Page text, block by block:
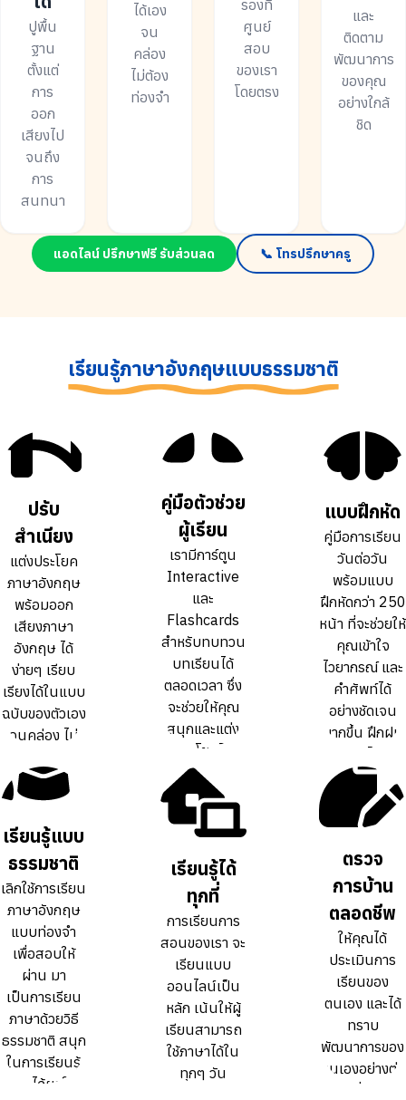
ปูพื้น
ฐาน
ตั้งแต่
การ
ออก
เสียงไป
จนถึง
การ
สนทนา
ได้เอง
จน
คล่อง
ไม่ต้อง
ท่องจำ
รองที่
ศูนย์
สอบ
ของเรา
โดยตรง
และ
ติดตาม
พัฒนาการ
ของคุณ
อย่างใกล้
ชิด
แอดไลน์ ปรึกษาฟรี รับส่วนลด 📞 โทรปรึกษาครู
เรียนรู้ภาษาอังกฤษแบบธรรมชาติ
ปรับ
สำเนียง
แต่งประโยค
ภาษาอังกฤษ
พร้อมออก
เสียงภาษา
อังกฤษ ได้
ง่ายๆ เรียบ
เรียงได้ในแบบ
ฉบับของตัวเอง
จนคล่อง ไม่
เนียงเป๊ะ
ปรับ
สำเนียง
แต่งประโยค
ภาษาอังกฤษ
พร้อมออก
เสียงภาษา
อังกฤษ ได้
ง่ายๆ เรียบ
เรียงได้ในแบบ
ฉบับของตัวเอง
จนคล่อง ไม่
เนียงเป๊ะ
คู่มือตัวช่วย
ผู้เรียน
เรามีการ์ตูน
Interactive
และ
Flashcards
สำหรับทบทวน
บทเรียนได้
ตลอดเวลา ซึ่ง
จะช่วยให้คุณ
สนุกและแต่ง
ประโยคได้
คล่องขึ้นกว่า
การเรียน
ธรรมดา 10
เท่า
คู่มือตัวช่วย
ผู้เรียน
เรามีการ์ตูน
Interactive
และ
Flashcards
สำหรับทบทวน
บทเรียนได้
ตลอดเวลา ซึ่ง
จะช่วยให้คุณ
สนุกและแต่ง
ประโยคได้
คล่องขึ้นกว่า
การเรียน
ธรรมดา 10
เท่า
แบบฝึกหัด
คู่มือการเรียน
วันต่อวัน
พร้อมแบบ
ฝึกหัดกว่า 250
หน้า ที่จะช่วยให้
คุณเข้าใจ
ไวยากรณ์ และ
คำศัพท์ได้
อย่างชัดเจน
มากขึ้น ฝึกฝน
ที่
แบบฝึกหัด
คู่มือการเรียน
วันต่อวัน
พร้อมแบบ
ฝึกหัดกว่า 250
หน้า ที่จะช่วยให้
คุณเข้าใจ
ไวยากรณ์ และ
คำศัพท์ได้
อย่างชัดเจน
มากขึ้น ฝึกฝน
ที่
เรียนรู้แบบ
ธรรมชาติ
เลิกใช้การเรียน
ภาษาอังกฤษ
แบบท่องจำ
เพื่อสอบให้
ผ่าน มา
เป็นการเรียน
ภาษาด้วยวิธี
ธรรมชาติ สนุก
ในการเรียนรู้
และได้ผลใน
เรียนรู้แบบ
ธรรมชาติ
เลิกใช้การเรียน
ภาษาอังกฤษ
แบบท่องจำ
เพื่อสอบให้
ผ่าน มา
เป็นการเรียน
ภาษาด้วยวิธี
ธรรมชาติ สนุก
ในการเรียนรู้
และได้ผลใน
เรียนรู้ได้
ทุกที่
การเรียนการ
สอนของเรา จะ
เรียนแบบ
ออนไลน์เป็น
หลัก เน้นให้ผู้
เรียนสามารถ
ใช้ภาษาได้ใน
ทุกๆ วัน
เรียนรู้ได้
ทุกที่
การเรียนการ
สอนของเรา จะ
เรียนแบบ
ออนไลน์เป็น
หลัก เน้นให้ผู้
เรียนสามารถ
ใช้ภาษาได้ใน
ทุกๆ วัน
ตรวจ
การบ้าน
ตลอดชีพ
ให้คุณได้
ประเมินการ
เรียนของ
ตนเอง และได้
ทราบ
พัฒนาการของ
ตนเองอย่างต่อ
เนื่อง
ตรวจ
การบ้าน
ตลอดชีพ
ให้คุณได้
ประเมินการ
เรียนของ
ตนเอง และได้
ทราบ
พัฒนาการของ
ตนเองอย่างต่อ
เนื่อง